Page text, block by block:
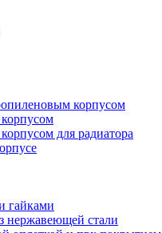
корпусом
для радиатора
гайками
нержавеющей стали